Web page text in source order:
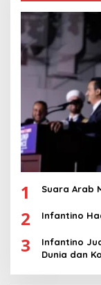
1 Suara Arab
2 Infantino
3
Infantino
Dunia dan